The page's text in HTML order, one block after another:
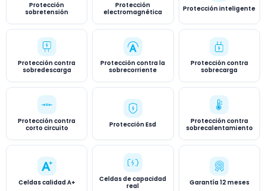
Protección
sobretensión
Protección
electromagnética
Protección inteligente
Protección contra
sobredescarga
Protección contra la
sobrecorriente
Protección contra
sobrecarga
Protección contra
corto circuito
Protección Esd
Protección contra
sobrecalentamiento
Celdas calidad A+
Celdas de capacidad
real
Garantía 12 meses